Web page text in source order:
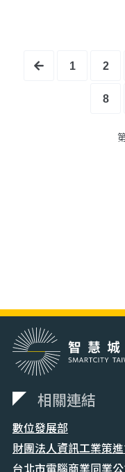
1 2
8
相關連結
數位發展部
財團法人資訊工業策
台北市電腦商業同業